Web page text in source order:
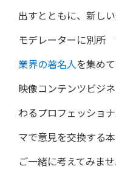
出すとともに、新し
モデレーターに別所
業界の著名人を集め
映像コンテンツビジ
わるプロフェッショ
マで意見を交換する
ご一緒に考えてみま